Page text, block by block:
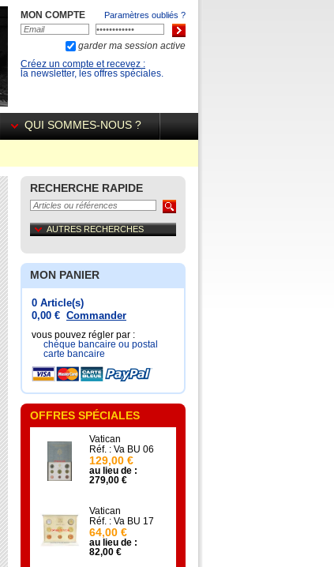
MON COMPTE Paramètres oubliés ?
garder ma session active
Créez un compte et recevez :
la newsletter, les offres spéciales.
QUI SOMMES-NOUS ?
RECHERCHE RAPIDE
AUTRES RECHERCHES
MON PANIER
0 Article(s)
0,00 € Commander
vous pouvez régler par :
chéque bancaire ou postal
carte bancaire
OFFRES SPÉCIALES
Vatican
Réf. : Va BU 06
129,00 €
au lieu de :
279,00 €
Vatican
Réf. : Va BU 17
64,00 €
au lieu de :
82,00 €